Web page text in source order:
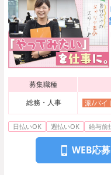
募集職種
総務・人事
派/バイ
日払いOK 週払いOK 給与前
WEB応募